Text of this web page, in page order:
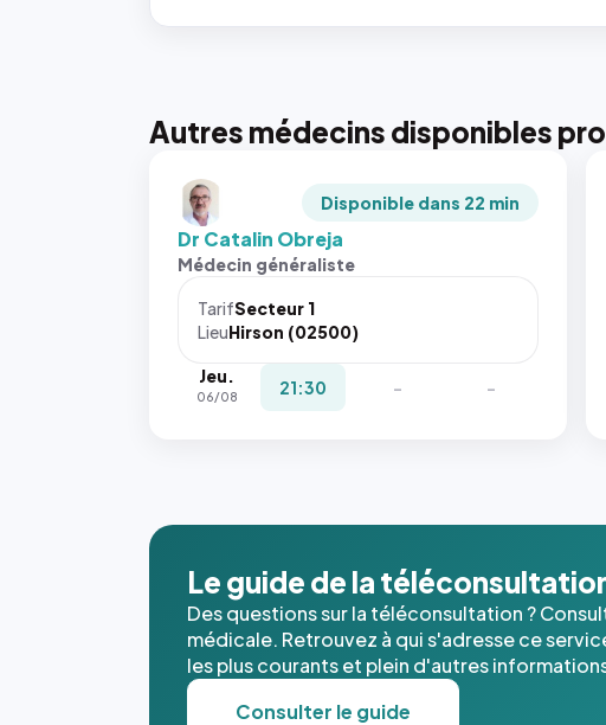
Autres médecins disponibles
Disponible dans 22 min
Dr Catalin Obreja
Médecin généraliste
TarifSecteur 1
LieuHirson (02500)
Jeu.
06/08 21:30 - -
Le guide de la
Des questions sur la téléconsultation ?
médicale. Retrouvez à qui s'adresse ce
les plus courants et plein d'autres
Consulter le guide